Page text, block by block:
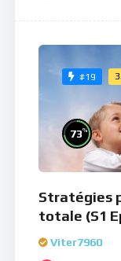
#19
73%
Stratégies
totale
Viter7960